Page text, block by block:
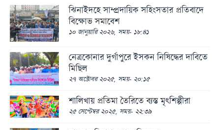
বিনোদন
চলচ্চিত্র
সংগীত
অন্তর্জাল
লাইফস্টাইল
ঝিনাইদহে সাম্প্রদায়িক সহিংসতার প্রতিবাদে
বিক্ষোভ সমাবেশ
১০ জানুয়ারি ২০২৬, সময়- ১৮:৪১
নেত্রকোনার দুর্গাপুরে ইসকন নিষিদ্ধের দাবিতে
মিছিল
২৭ অক্টোবর ২০২৫, সময়- ২০:১৫
শালিখায় প্রতিমা তৈরিতে ব্যস্ত মৃৎশিল্পীরা
২৫ সেপ্টেম্বর ২০২৫, সময়- ২২:৩৯